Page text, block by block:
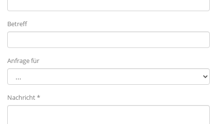
Betreff
Anfrage für
Nachricht *